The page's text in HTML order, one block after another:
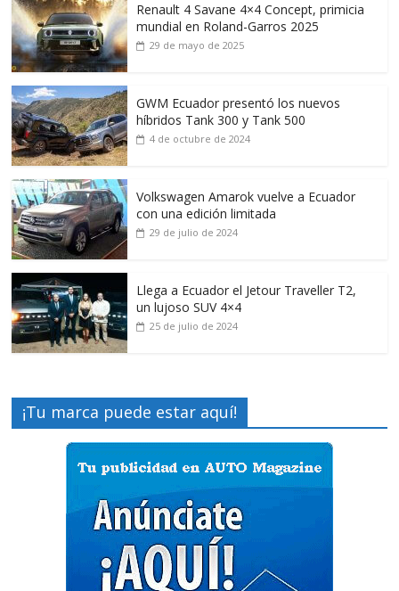
Renault 4 Savane 4×4 Concept, primicia
mundial en Roland-Garros 2025
29 de mayo de 2025
GWM Ecuador presentó los nuevos
híbridos Tank 300 y Tank 500
4 de octubre de 2024
Volkswagen Amarok vuelve a Ecuador
con una edición limitada
29 de julio de 2024
Llega a Ecuador el Jetour Traveller T2,
un lujoso SUV 4×4
25 de julio de 2024
¡Tu marca puede estar aquí!